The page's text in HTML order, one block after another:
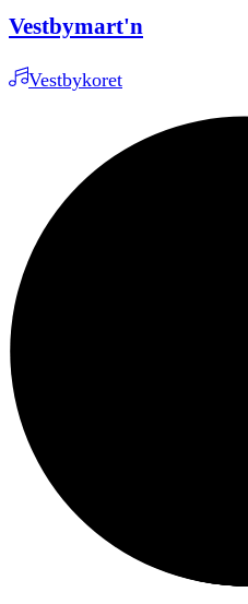
Vestbymart'n
Vestbykoret